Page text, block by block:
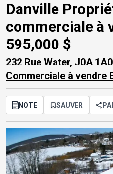
Danville
commerciale à
595,000 $
232 Rue Water, J0A
Commerciale à vendre
NOTE SAUVER